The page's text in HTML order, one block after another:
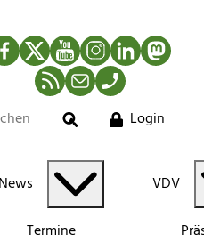
Facebook
TwitterYouTubeInstagram
LinkedIn
RSS-Newsfeed
MailTelefon
Login
News
Termine
VDV